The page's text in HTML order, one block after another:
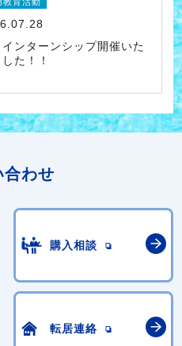
ンターンシップ開催いた
た！！
合わせ
購入相談
転居連絡